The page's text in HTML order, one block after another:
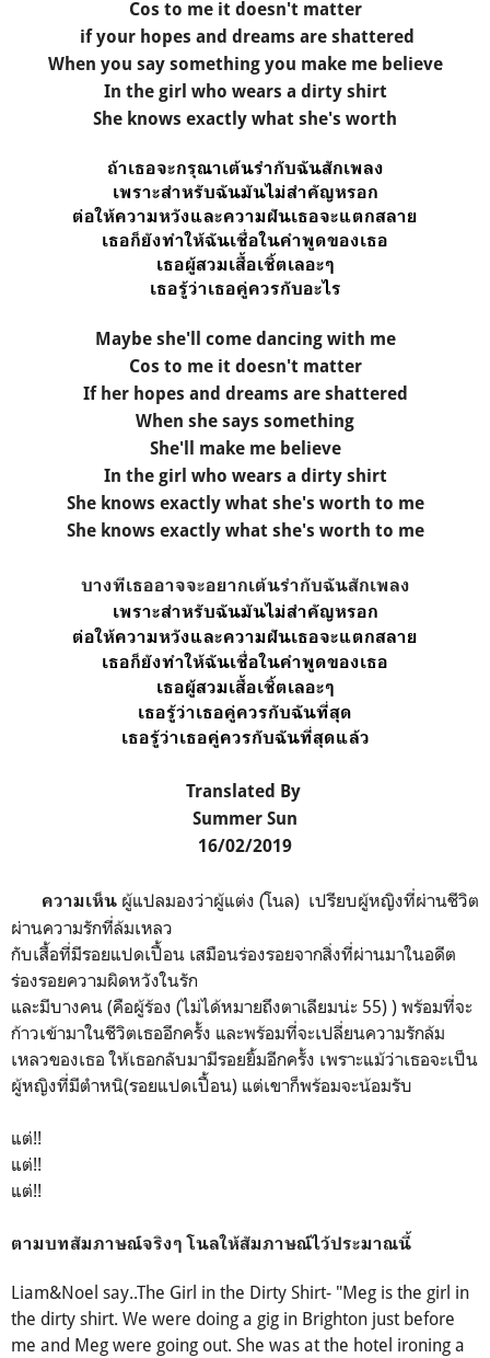
Cos to me it doesn't matter
if your hopes and dreams are shattered
When you say something you make me believe
In the girl who wears a dirty shirt
She knows exactly what she's worth
ถ้าเธอจะกรุณาเต้นรำกับฉันสักเพลง
เพราะสำหรับฉันมันไม่สำคัญหรอก
ต่อให้ความหวังและความฝันเธอจะแตกสลาย
เธอก็ยังทำให้ฉันเชื่อในคำพูดของเธอ
เธอผู้สวมเสื้อเชิ้ตเลอะๆ
เธอรู้ว่าเธอคู่ควรกับอะไร
Maybe she'll come dancing with me
Cos to me it doesn't matter
If her hopes and dreams are shattered
When she says something
She'll make me believe
In the girl who wears a dirty shirt
She knows exactly what she's worth to me
She knows exactly what she's worth to me
บางทีเธออาจจะอยากเต้นรำกับฉันสักเพลง
เพราะสำหรับฉันมันไม่สำคัญหรอก
ต่อให้ความหวังและความฝันเธอจะแตกสลาย
เธอก็ยังทำให้ฉันเชื่อในคำพูดของเธอ
เธอผู้สวมเสื้อเชิ้ตเลอะๆ
เธอรู้ว่าเธอคู่ควรกับฉันที่สุด
เธอรู้ว่าเธอคู่ควรกับฉันที่สุดแล้ว
Translated By
Summer Sun
16/02/2019
ความเห็น ผู้แปลมองว่าผู้แต่ง (โนล) เปรียบผู้หญิงที่ผ่านชีวิต
ผ่านความรักที่ล้มเหลว
กับเสื้อที่มีรอยแปดเปื้อน เสมือนร่องรอยจากสิ่งที่ผ่านมาในอดีต
ร่องรอยความผิดหวังในรัก
และมีบางคน (คือผู้ร้อง (ไม่ได้หมายถึงตาเลียมน่ะ 55) ) พร้อมที่จะ
ก้าวเข้ามาในชีวิตเธออีกครั้ง และพร้อมที่จะเปลี่ยนความรักล้ม
เหลวของเธอ ให้เธอกลับมามีรอยยิ้มอีกครั้ง เพราะแม้ว่าเธอจะเป็น
ผู้หญิงที่มีตำหนิ(รอยแปดเปื้อน) แต่เขาก็พร้อมจะน้อมรับ
แต่!!
แต่!!
แต่!!
ตามบทสัมภาษณ์จริงๆ โนลให้สัมภาษณ์ไว้ประมาณนี้
Liam&Noel say..The Girl in the Dirty Shirt- "Meg is the girl in
the dirty shirt. We were doing a gig in Brighton just before
me and Meg were going out. She was at the hotel ironing a